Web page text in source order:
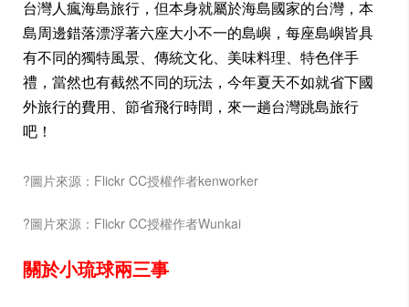
台灣人瘋海島旅行，但本身就屬於海島國家的台灣，本
島周邊錯落漂浮著六座大小不一的島嶼，每座島嶼皆具
有不同的獨特風景、傳統文化、美味料理、特色伴手
禮，當然也有截然不同的玩法，今年夏天不如就省下國
外旅行的費用、節省飛行時間，來一趟台灣跳島旅行
吧！
?圖片來源：Flickr CC授權作者kenworker
?圖片來源：Flickr CC授權作者Wunkai
關於小琉球兩三事